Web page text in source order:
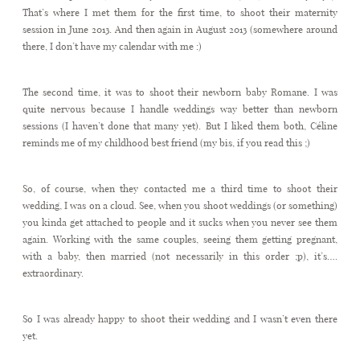
That’s where I met them for the first time, to shoot their maternity
session in June 2013. And then again in August 2013 (somewhere around
there, I don’t have my calendar with me :)
The second time, it was to shoot their newborn baby Romane. I was
quite nervous because I handle weddings way better than newborn
sessions (I haven’t done that many yet). But I liked them both, Céline
reminds me of my childhood best friend (my bis, if you read this ;)
So, of course, when they contacted me a third time to shoot their
wedding, I was on a cloud. See, when you shoot weddings (or something)
you kinda get attached to people and it sucks when you never see them
again. Working with the same couples, seeing them getting pregnant,
with a baby, then married (not necessarily in this order ;p), it’s….
extraordinary.
So I was already happy to shoot their wedding and I wasn’t even there
yet.